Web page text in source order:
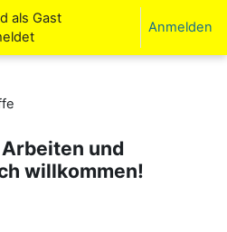
als Gast
Anmelden
und
willkommen!